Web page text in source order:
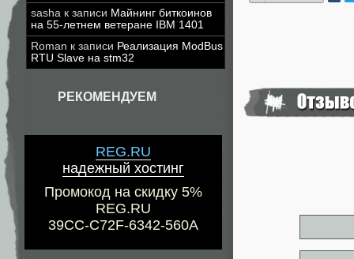
sasha к записи Майнинг биткоинов
на 55-летнем ветеране IBM 1401
Roman к записи Реализация ModBus
RTU Slave на stm32
РЕКОМЕНДУЕМ
REG.RU
надежный хостинг
Промокод на скидку 5%
REG.RU
39CC-C72F-6342-560A